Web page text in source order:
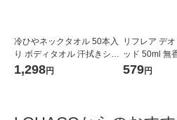
冷ひやネックタオル 50本入
り ボディタオル 汗拭きシー
ト 冷却タオル 冷感タオル オ
リジナル
1,298円
リフレア デ
ッド 50ml 無
汗剤 ロート製
579円